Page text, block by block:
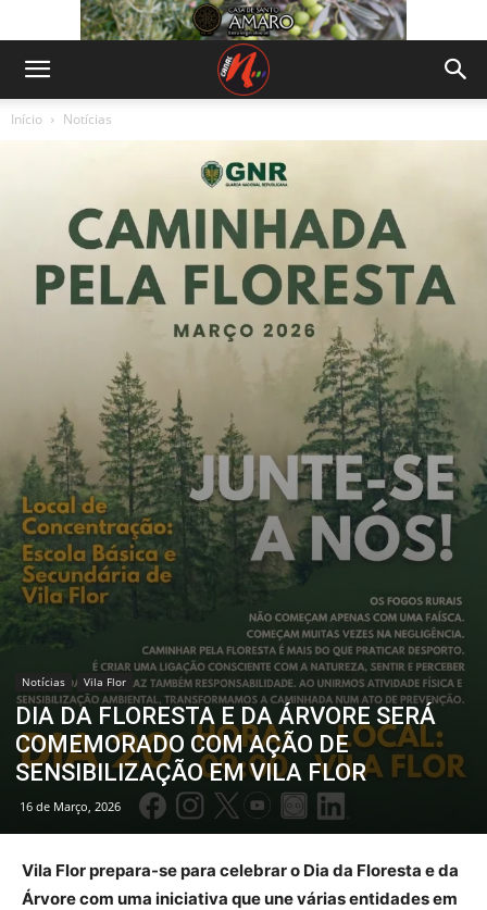
Início Notícias
Notícias Vila Flor
DIA DA FLORESTA E DA ÁRVORE SERÁ
COMEMORADO COM AÇÃO DE
SENSIBILIZAÇÃO EM VILA FLOR
16 de Março, 2026
Vila Flor prepara-se para celebrar o Dia da Floresta e da
Árvore com uma iniciativa que une várias entidades em